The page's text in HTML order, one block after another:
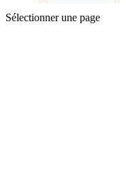
Sélectionner une page